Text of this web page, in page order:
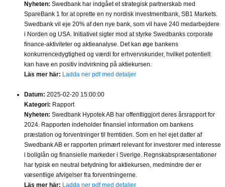
Nyheten: Swedbank har indgået et strategisk partnerskab med
SpareBank 1 for at oprette en ny nordisk investmentbank, SB1 Markets.
Swedbank vil eje 20% af den nye bank, som vil have 240 medarbejdere
i Norden og USA. Initiativet sigter mod at styrke Swedbanks corporate
finance-aktiviteter og aktieanalyse. Det kan øge bankens
konkurrencedygtighed og værdi for erhvervskunder, hvilket potentielt
kan have en positiv indvirkning på aktiekursen.
Läs mer här: Ladda ner pdf med detaljer
Datum: 2025-02-20 15:00:00
Kategori: Rapport
Nyheten: Swedbank Hypotek AB har offentliggjort deres årsrapport for
2024. Rapporten indeholder finansiel information om bankens
præstation og forventninger til fremtiden. Som en hel ejet datter af
Swedbank AB er rapporten primært relevant for investorer med interesse
i boliglån og finansielle markeder i Sverige. Regnskabspræsentationer
har typisk en neutral betydning for aktiekursen, medmindre der er
væsentlige afvigelser fra forventningerne.
Läs mer här: Ladda ner pdf med detaljer